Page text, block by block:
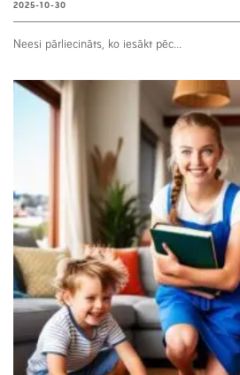
2025-10-30
Neesi pārliecināts, ko iesākt pēc…